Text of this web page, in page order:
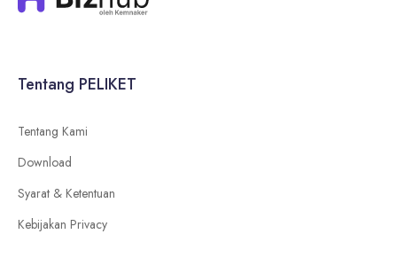
Tentang PELIKET
Tentang Kami
Download
Syarat & Ketentuan
Kebijakan Privacy